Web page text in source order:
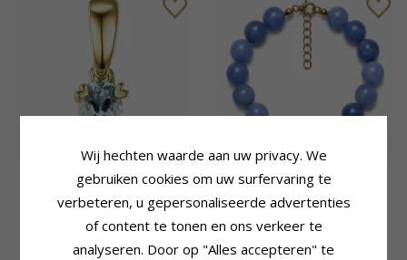
Aquamarijn hanger in 9
caraat goud 0,20 ct
Blauwe aquamarijn
armband in verguld staal -
Wij hechten waarde aan uw privacy. We
gebruiken cookies om uw surfervaring te
verbeteren, u gepersonaliseerde advertenties
of content te tonen en ons verkeer te
analyseren. Door op "Alles accepteren" te